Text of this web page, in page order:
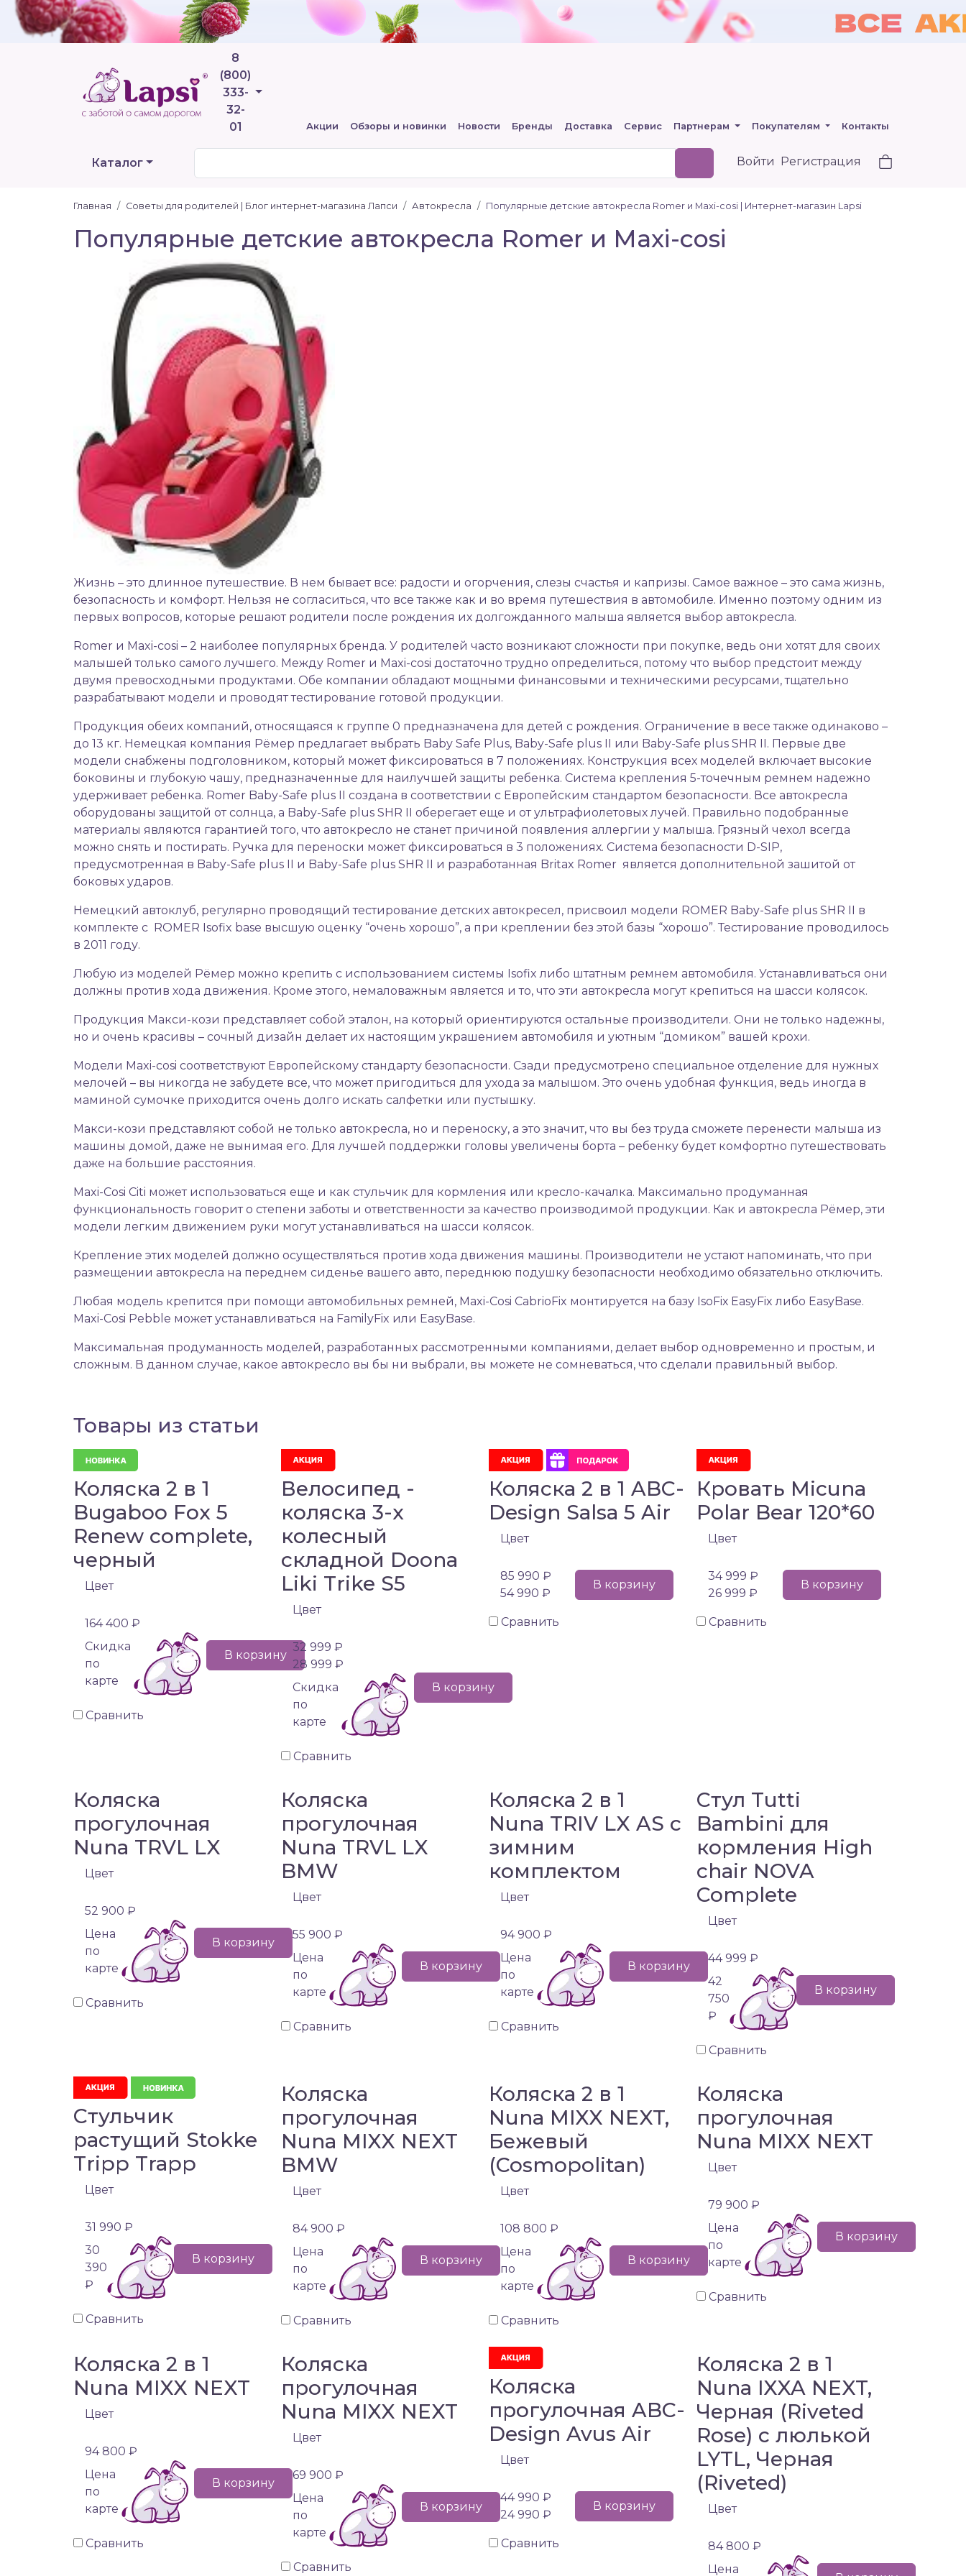
8
(800)
333-
32-
01
Телефоны
Акции Обзоры и новинки Новости Бренды Доставка Сервис Партнерам Покупателям Контакты
Каталог Войти Регистрация
Главная Советы для родителей | Блог интернет-магазина Лапси Автокресла Популярные детские автокресла Romer и Maxi-cosi | Интернет-магазин Lapsi
Популярные детские автокресла Romer и Maxi-cosi
Жизнь – это длинное путешествие. В нем бывает все: радости и огорчения, слезы счастья и капризы. Самое важное – это сама жизнь,
безопасность и комфорт. Нельзя не согласиться, что все также как и во время путешествия в автомобиле. Именно поэтому одним из
первых вопросов, которые решают родители после рождения их долгожданного малыша является выбор автокресла.
Romer и Maxi-cosi – 2 наиболее популярных бренда. У родителей часто возникают сложности при покупке, ведь они хотят для своих
малышей только самого лучшего. Между Romer и Maxi-cosi достаточно трудно определиться, потому что выбор предстоит между
двумя превосходными продуктами. Обе компании обладают мощными финансовыми и техническими ресурсами, тщательно
разрабатывают модели и проводят тестирование готовой продукции.
Продукция обеих компаний, относящаяся к группе 0 предназначена для детей с рождения. Ограничение в весе также одинаково –
до 13 кг. Немецкая компания Рёмер предлагает выбрать Baby Safe Plus, Baby-Safe plus II или Baby-Safe plus SHR II. Первые две
модели снабжены подголовником, который может фиксироваться в 7 положениях. Конструкция всех моделей включает высокие
боковины и глубокую чашу, предназначенные для наилучшей защиты ребенка. Система крепления 5-точечным ремнем надежно
удерживает ребенка. Romer Baby-Safe plus II создана в соответствии с Европейским стандартом безопасности. Все автокресла
оборудованы защитой от солнца, а Baby-Safe plus SHR II оберегает еще и от ультрафиолетовых лучей. Правильно подобранные
материалы являются гарантией того, что автокресло не станет причиной появления аллергии у малыша. Грязный чехол всегда
можно снять и постирать. Ручка для переноски может фиксироваться в 3 положениях. Система безопасности D-SIP,
предусмотренная в Baby-Safe plus II и Baby-Safe plus SHR II и разработанная Britax Romer является дополнительной зашитой от
боковых ударов.
Немецкий автоклуб, регулярно проводящий тестирование детских автокресел, присвоил модели ROMER Baby-Safe plus SHR II в
комплекте с ROMER Isofix base высшую оценку “очень хорошо”, а при креплении без этой базы “хорошо”. Тестирование проводилось
в 2011 году.
Любую из моделей Рёмер можно крепить с использованием системы Isofix либо штатным ремнем автомобиля. Устанавливаться они
должны против хода движения. Кроме этого, немаловажным является и то, что эти автокресла могут крепиться на шасси колясок.
Продукция Макси-кози представляет собой эталон, на который ориентируются остальные производители. Они не только надежны,
но и очень красивы – сочный дизайн делает их настоящим украшением автомобиля и уютным “домиком” вашей крохи.
Модели Maxi-cosi соответствуют Европейскому стандарту безопасности. Сзади предусмотрено специальное отделение для нужных
мелочей – вы никогда не забудете все, что может пригодиться для ухода за малышом. Это очень удобная функция, ведь иногда в
маминой сумочке приходится очень долго искать салфетки или пустышку.
Макси-кози представляют собой не только автокресла, но и переноску, а это значит, что вы без труда сможете перенести малыша из
машины домой, даже не вынимая его. Для лучшей поддержки головы увеличены борта – ребенку будет комфортно путешествовать
даже на большие расстояния.
Maxi-Cosi Citi может использоваться еще и как стульчик для кормления или кресло-качалка. Максимально продуманная
функциональность говорит о степени заботы и ответственности за качество производимой продукции. Как и автокресла Рёмер, эти
модели легким движением руки могут устанавливаться на шасси колясок.
Крепление этих моделей должно осуществляться против хода движения машины. Производители не устают напоминать, что при
размещении автокресла на переднем сиденье вашего авто, переднюю подушку безопасности необходимо обязательно отключить.
Любая модель крепится при помощи автомобильных ремней, Maxi-Cosi CabrioFix монтируется на базу IsoFiх EasyFix либо EasyBase.
Maxi-Cosi Pebble может устанавливаться на FamilyFix или EasyBase.
Максимальная продуманность моделей, разработанных рассмотренными компаниями, делает выбор одновременно и простым, и
сложным. В данном случае, какое автокресло вы бы ни выбрали, вы можете не сомневаться, что сделали правильный выбор.
Товары из статьи
Коляска 2 в 1
Bugaboo Fox 5
Renew complete,
черный
Цвет
164 400 ₽
Cкидка
по
карте
В корзину
Сравнить
Велосипед -
коляска 3-х
колесный
складной Doona
Liki Trike S5
Цвет
32 999 ₽
28 999 ₽
Cкидка
по
карте
В корзину
Сравнить
Коляска 2 в 1 ABC-
Design Salsa 5 Air
Цвет
85 990 ₽
54 990 ₽
В корзину
Сравнить
Кровать Micuna
Polar Bear 120*60
Цвет
34 999 ₽
26 999 ₽
В корзину
Сравнить
Коляска
прогулочная
Nuna TRVL LX
Цвет
52 900 ₽
Цена
по
карте
В корзину
Сравнить
Коляска
прогулочная
Nuna TRVL LX
BMW
Цвет
55 900 ₽
Цена
по
карте
В корзину
Сравнить
Коляска 2 в 1
Nuna TRIV LX AS с
зимним
комплектом
Цвет
94 900 ₽
Цена
по
карте
В корзину
Сравнить
Стул Tutti
Bambini для
кормления High
chair NOVA
Complete
Цвет
44 999 ₽
42
750
₽
В корзину
Сравнить
Стульчик
растущий Stokke
Tripp Trapp
Цвет
31 990 ₽
30
390
₽
В корзину
Сравнить
Коляска
прогулочная
Nuna MIXX NEXT
BMW
Цвет
84 900 ₽
Цена
по
карте
В корзину
Сравнить
Коляска 2 в 1
Nuna MIXX NEXT,
Бежевый
(Cosmopolitan)
Цвет
108 800 ₽
Цена
по
карте
В корзину
Сравнить
Коляска
прогулочная
Nuna MIXX NEXT
Цвет
79 900 ₽
Цена
по
карте
В корзину
Сравнить
Коляска 2 в 1
Nuna MIXX NEXT
Цвет
94 800 ₽
Цена
по
карте
В корзину
Сравнить
Коляска
прогулочная
Nuna MIXX NEXT
Цвет
69 900 ₽
Цена
по
карте
В корзину
Сравнить
Коляска
прогулочная ABC-
Design Avus Air
Цвет
44 990 ₽
24 990 ₽
В корзину
Сравнить
Коляска 2 в 1
Nuna IXXA NEXT,
Черная (Riveted
Rose) с люлькой
LYTL, Черная
(Riveted)
Цвет
84 800 ₽
Цена